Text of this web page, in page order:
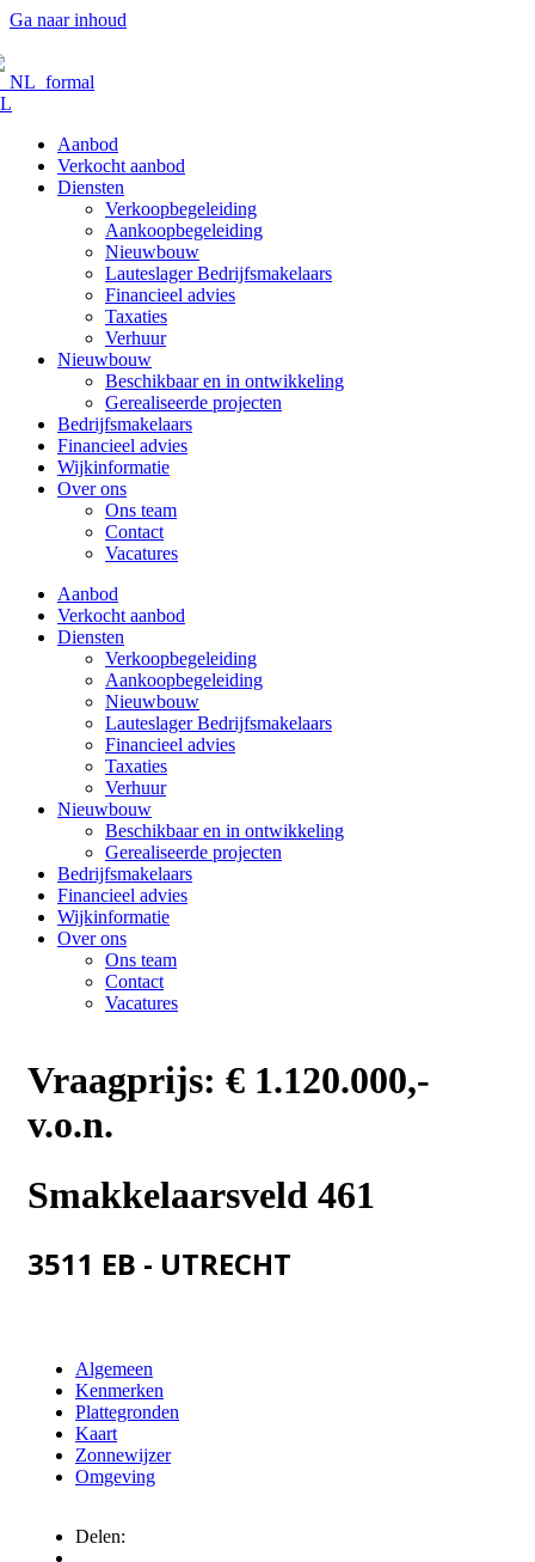
Ga naar inhoud
Aanbod
Verkocht aanbod
Diensten
Verkoopbegeleiding
Aankoopbegeleiding
Nieuwbouw
Lauteslager Bedrijfsmakelaars
Financieel advies
Taxaties
Verhuur
Nieuwbouw
Beschikbaar en in ontwikkeling
Gerealiseerde projecten
Bedrijfsmakelaars
Financieel advies
Wijkinformatie
Over ons
Ons team
Contact
Vacatures
Aanbod
Verkocht aanbod
Diensten
Verkoopbegeleiding
Aankoopbegeleiding
Nieuwbouw
Lauteslager Bedrijfsmakelaars
Financieel advies
Taxaties
Verhuur
Nieuwbouw
Beschikbaar en in ontwikkeling
Gerealiseerde projecten
Bedrijfsmakelaars
Financieel advies
Wijkinformatie
Over ons
Ons team
Contact
Vacatures
Vraagprijs: € 1.120.000,-
v.o.n.
Smakkelaarsveld 461
3511 EB - UTRECHT
Algemeen
Kenmerken
Plattegronden
Kaart
Zonnewijzer
Omgeving
Delen: